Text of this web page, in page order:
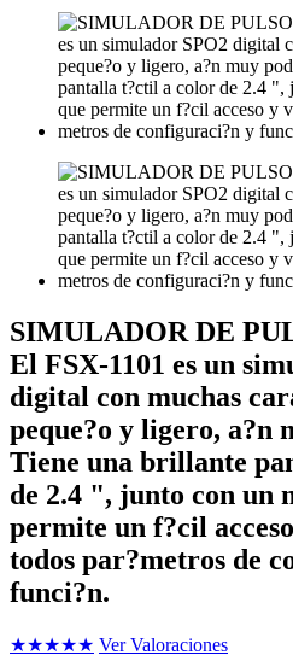
SIMULADOR DE
El FSX-1101 es un
digital con muchas
peque?o y ligero, a?n
Tiene una brillante
de 2.4 ", junto con un
permite un f?cil
todos par?metros de
funci?n.
★★★★★ Ver Valoraciones